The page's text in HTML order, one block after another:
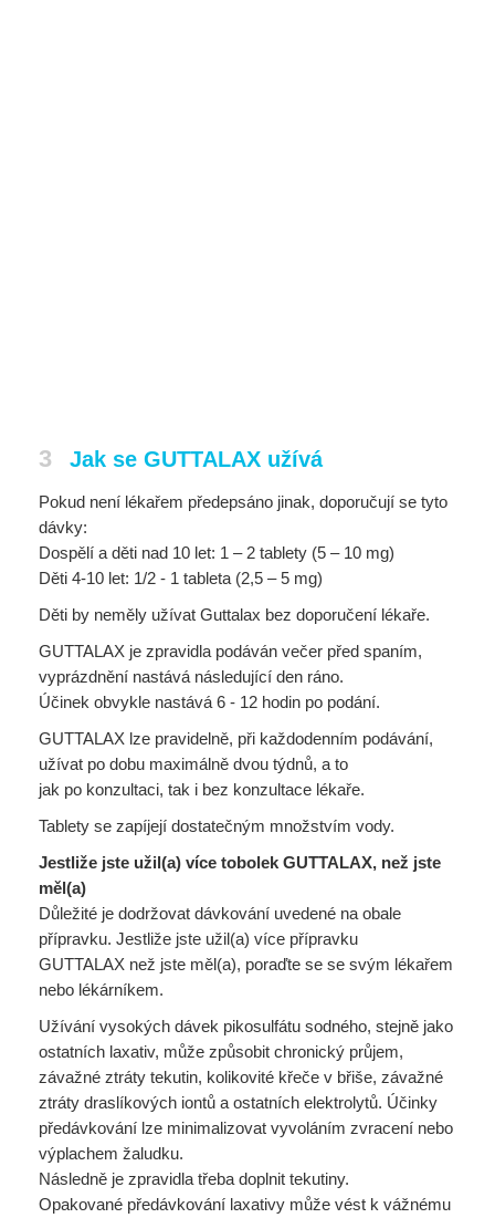
3 Jak se GUTTALAX užívá
Pokud není lékařem předepsáno jinak, doporučují se tyto
dávky:
Dospělí a děti nad 10 let: 1 – 2 tablety (5 – 10 mg)
Děti 4-10 let: 1/2 - 1 tableta (2,5 – 5 mg)
Děti by neměly užívat Guttalax bez doporučení lékaře.
GUTTALAX je zpravidla podáván večer před spaním,
vyprázdnění nastává následující den ráno.
Účinek obvykle nastává 6 - 12 hodin po podání.
GUTTALAX lze pravidelně, při každodenním podávání,
užívat po dobu maximálně dvou týdnů, a to
jak po konzultaci, tak i bez konzultace lékaře.
Tablety se zapíjejí dostatečným množstvím vody.
Jestliže jste užil(a) více tobolek GUTTALAX, než jste
měl(a)
Důležité je dodržovat dávkování uvedené na obale
přípravku. Jestliže jste užil(a) více přípravku
GUTTALAX než jste měl(a), poraďte se se svým lékařem
nebo lékárníkem.
Užívání vysokých dávek pikosulfátu sodného, stejně jako
ostatních laxativ, může způsobit chronický průjem,
závažné ztráty tekutin, kolikovité křeče v břiše, závažné
ztráty draslíkových iontů a ostatních elektrolytů. Účinky
předávkování lze minimalizovat vyvoláním zvracení nebo
výplachem žaludku.
Následně je zpravidla třeba doplnit tekutiny.
Opakované předávkování laxativy může vést k vážnému